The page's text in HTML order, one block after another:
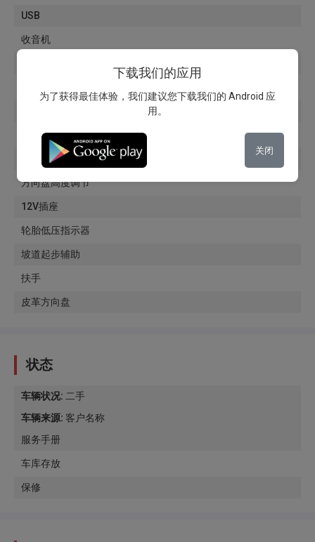
USB
收音机
ISOFIX系统
高度可调座椅
方向盘高度调节
12V插座
轮胎低压指示器
坡道起步辅助
扶手
皮革方向盘
状态
车辆状况: 二手
车辆来源: 客户名称
服务手册
车库存放
保修
下载我们的应用
为了获得最佳体验，我们建议您下载我们的 Android 应
用。
关闭